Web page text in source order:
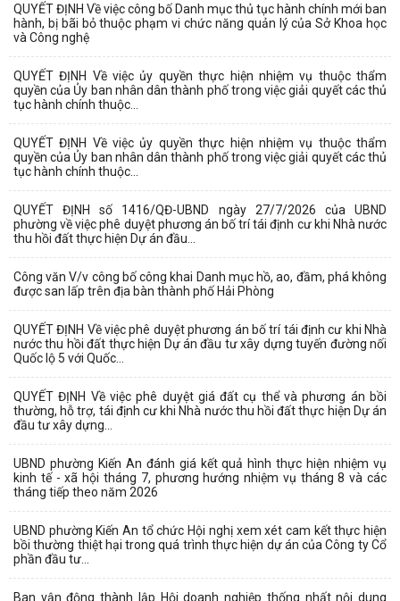
QUYẾT ĐỊNH Về việc công bố Danh mục thủ tục hành chính mới ban
hành, bị bãi bỏ thuộc phạm vi chức năng quản lý của Sở Khoa học
và Công nghệ
QUYẾT ĐỊNH Về việc ủy quyền thực hiện nhiệm vụ thuộc thẩm
quyền của Ủy ban nhân dân thành phố trong việc giải quyết các thủ
tục hành chính thuộc...
QUYẾT ĐỊNH Về việc ủy quyền thực hiện nhiệm vụ thuộc thẩm
quyền của Ủy ban nhân dân thành phố trong việc giải quyết các thủ
tục hành chính thuộc...
QUYẾT ĐỊNH số 1416/QĐ-UBND ngày 27/7/2026 của UBND
phường về việc phê duyệt phương án bố trí tái định cư khi Nhà nước
thu hồi đất thực hiện Dự án đầu...
Công văn V/v công bố công khai Danh mục hồ, ao, đầm, phá không
được san lấp trên địa bàn thành phố Hải Phòng
QUYẾT ĐỊNH Về việc phê duyệt phương án bố trí tái định cư khi Nhà
nước thu hồi đất thực hiện Dự án đầu tư xây dựng tuyến đường nối
Quốc lộ 5 với Quốc...
QUYẾT ĐỊNH Về việc phê duyệt giá đất cụ thể và phương án bồi
thường, hỗ trợ, tái định cư khi Nhà nước thu hồi đất thực hiện Dự án
đầu tư xây dựng...
UBND phường Kiến An đánh giá kết quả hình thực hiện nhiệm vụ
kinh tế - xã hội tháng 7, phương hướng nhiệm vụ tháng 8 và các
tháng tiếp theo năm 2026
UBND phường Kiến An tổ chức Hội nghị xem xét cam kết thực hiện
bồi thường thiệt hại trong quá trình thực hiện dự án của Công ty Cổ
phần đầu tư...
Ban vận động thành lập Hội doanh nghiệp thống nhất nội dung